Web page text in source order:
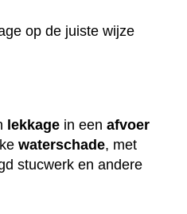
op de juiste wijze
lekkage in een afvoer
waterschade, met
stucwerk en andere